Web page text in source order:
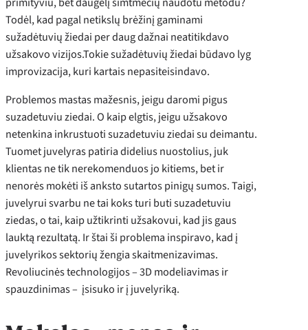
Todėl, kad pagal netikslų brėžinį gaminami
sužadėtuvių žiedai per daug dažnai neatitikdavo
užsakovo vizijos.Tokie sužadėtuvių žiedai būdavo lyg
improvizacija, kuri kartais nepasiteisindavo.
Problemos mastas mažesnis, jeigu daromi pigus
suzadetuviu ziedai. O kaip elgtis, jeigu užsakovo
netenkina inkrustuoti suzadetuviu ziedai su deimantu.
Tuomet juvelyras patiria didelius nuostolius, juk
klientas ne tik nerekomenduos jo kitiems, bet ir
nenorės mokėti iš anksto sutartos pinigų sumos. Taigi,
juvelyrui svarbu ne tai koks turi buti suzadetuviu
ziedas, o tai, kaip užtikrinti užsakovui, kad jis gaus
lauktą rezultatą. Ir štai ši problema inspiravo, kad į
juvelyrikos sektorių žengia skaitmenizavimas.
Revoliucinės technologijos – 3D modeliavimas ir
spauzdinimas – įsisuko ir į juvelyriką.